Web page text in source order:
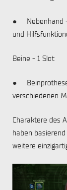
● Nebenhand -
und
Beine - 1 Slot:
●
verschiedenen
Charaktere des
haben
weitere